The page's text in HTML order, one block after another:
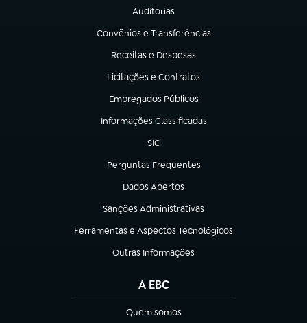
Auditorias
(abre em nova aba)
Convênios e Transferências
(abre em nova aba)
Receitas e Despesas
(abre em nova aba)
Licitações e Contratos
(abre em nova aba)
Empregados Públicos
(abre em nova aba)
Informações Classificadas
(abre em nova aba)
SIC
(abre em nova aba)
Perguntas Frequentes
(abre em nova aba)
Dados Abertos
(abre em nova aba)
Sanções Administrativas
(abre em nova aba)
Ferramentas e Aspectos Tecnológicos
(abre em nova aba)
Outras Informações
(abre em nova aba)
A EBC
Quem somos
(abre em nova aba)